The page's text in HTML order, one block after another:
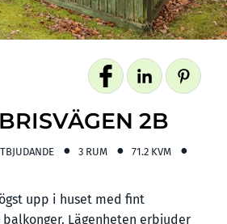
2B
3 RUM
71.2 KVM
upp i huset med fint
Lägenheten erbjuder